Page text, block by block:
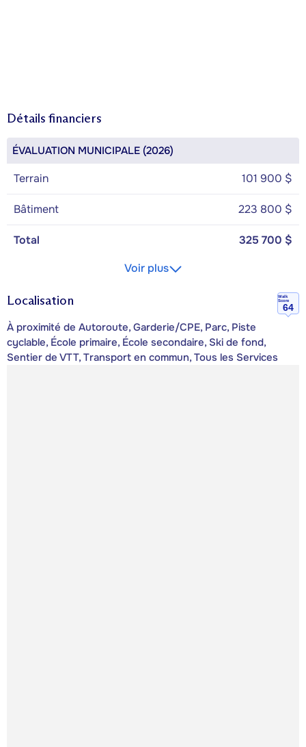
Détails financiers
ÉVALUATION MUNICIPALE (2026)
Terrain 101 900 $
Bâtiment 223 800 $
Total
325 700 $
Voir plus
Localisation
Walk
Score
64
À proximité de Autoroute, Garderie/CPE, Parc, Piste
cyclable, École primaire, École secondaire, Ski de fond,
Sentier de VTT, Transport en commun, Tous les Services